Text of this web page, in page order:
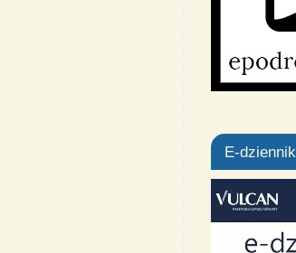
E-dziennik